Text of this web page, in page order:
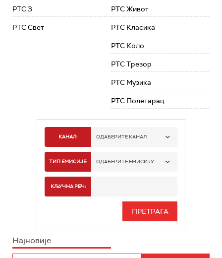
РТС 3
РТС Свет
РТС Живот
РТС Класика
РТС Коло
РТС Трезор
РТС Музика
РТС Полетарац
КАНАЛ: ОДАБЕРИТЕ КАНАЛ
РТС 1
РТС 3
ТИП ЕМИСИЈЕ: ОДАБЕРИТЕ ЕМИСИЈУ
ИНФО
КЉУЧНА РЕЧ:
Најновије